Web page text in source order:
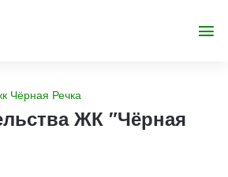
Чёрная Речка
ЖК "Чёрная